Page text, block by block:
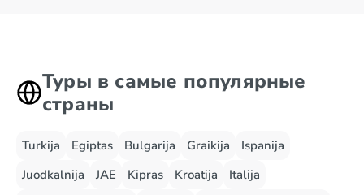
Туры в самые популярные
страны
Turkija Egiptas Bulgarija Graikija
Ispanija
Juodkalnija
JAE Kipras Kroatija
Italija